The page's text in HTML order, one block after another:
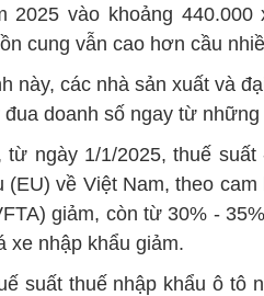
2025 vào khoảng
cung vẫn cao hơn cầu
này, các nhà sản xuất và
doanh số ngay từ
từ ngày 1/1/2025, thuế
(EU) về Việt Nam, theo
giảm, còn từ 30% -
xe nhập khẩu giảm.
suất thuế nhập khẩu ô tô